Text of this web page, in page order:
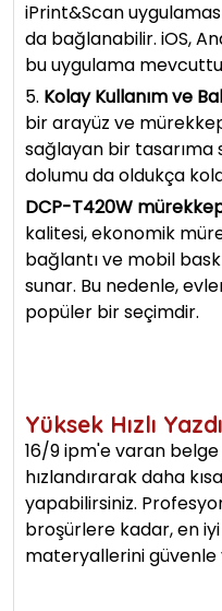
iPrint&Scan
da bağlanabilir. iOS,
bu uygulama
5. Kolay Kullanım ve
bir arayüz ve
sağlayan bir tasarıma
dolumu da oldukça
DCP-T420W mürekkep
kalitesi, ekonomik
bağlantı ve mobil
sunar. Bu nedenle,
popüler bir seçimdir.
Yüksek Hızlı
16/9 ipm'e varan belge
hızlandırarak daha
yapabilirsiniz.
broşürlere kadar, en
materyallerini güvenle